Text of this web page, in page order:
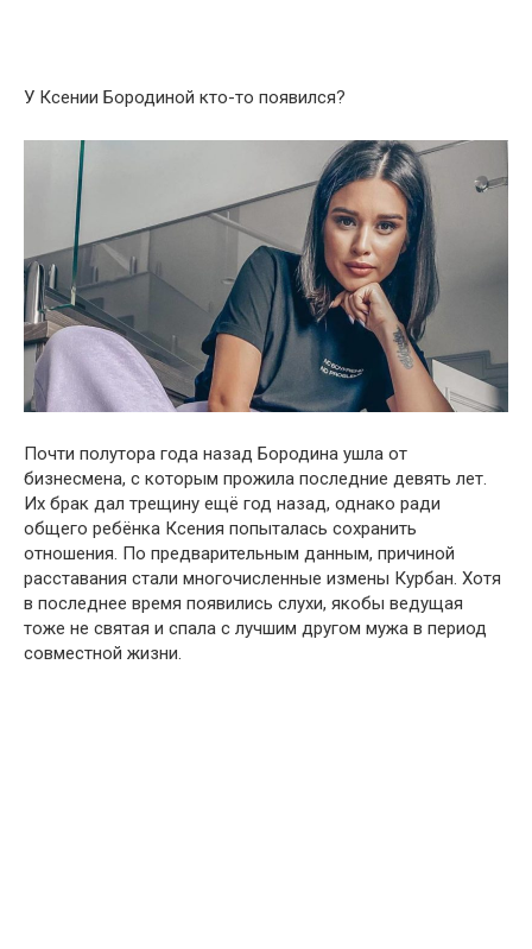
У Ксении Бородиной кто-то появился?
Почти полутора года назад Бородина ушла от
бизнесмена, с которым прожила последние девять лет.
Их брак дал трещину ещё год назад, однако ради
общего ребёнка Ксения попыталась сохранить
отношения. По предварительным данным, причиной
расставания стали многочисленные измены Курбан. Хотя
в последнее время появились слухи, якобы ведущая
тоже не святая и спала с лучшим другом мужа в период
совместной жизни.